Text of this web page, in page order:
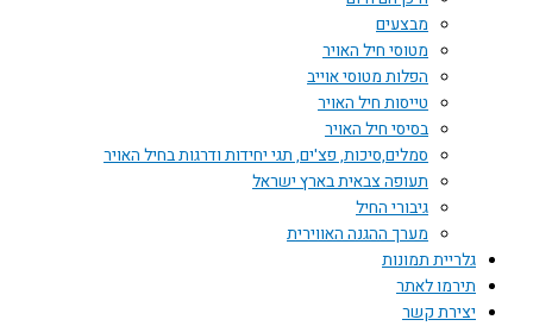
מבצעים
מטוסי חיל האויר
הפלות מטוסי אוייב
טייסות חיל האויר
בסיסי חיל האויר
סמלים,סיכות, פצ'ים, תגי יחידות ודרגות בחיל האויר
תעופה צבאית בארץ ישראל
גיבורי החיל
מערך ההגנה האווירית
גלריית תמונות
תירמו לאתר
יצירת קשר